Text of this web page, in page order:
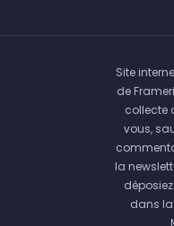
Site
de
collecte
vous,
la
dans